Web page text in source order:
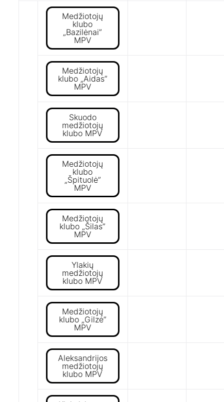
Medžiotojų
klubo
„Bazilėnai”
MPV
Medžiotojų
klubo „Aidas”
MPV
Skuodo
medžiotojų
klubo MPV
Medžiotojų
klubo
„Špituolė”
MPV
Medžiotojų
klubo „Šilas”
MPV
Ylakių
medžiotojų
klubo MPV
Medžiotojų
klubo „Gilzė”
MPV
Aleksandrijos
medžiotojų
klubo MPV